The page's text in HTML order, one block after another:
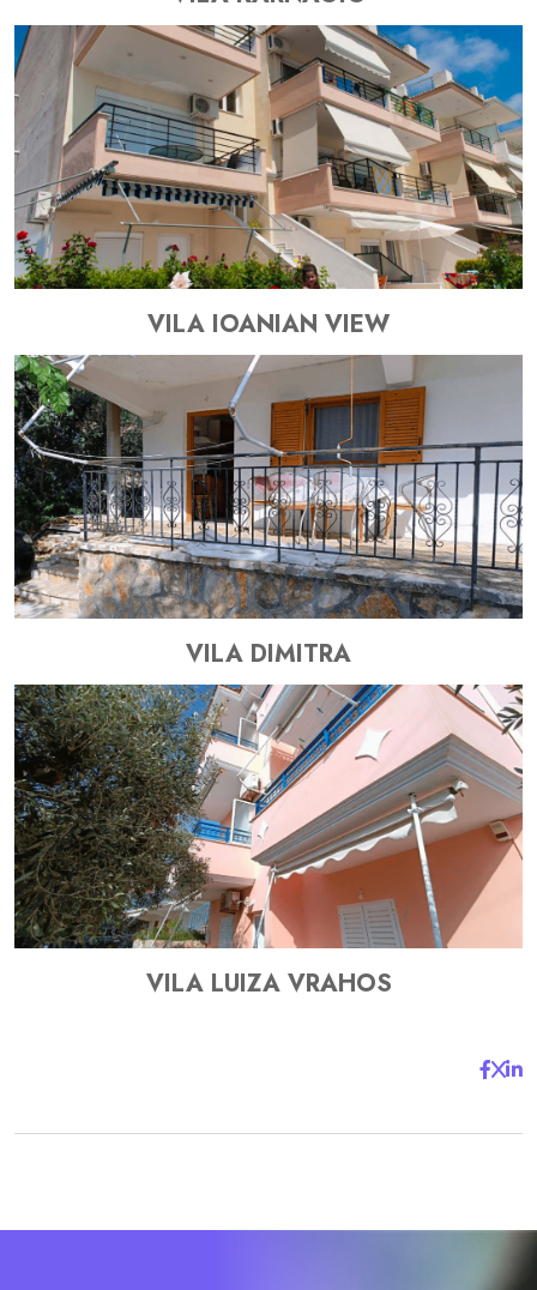
VILA IOANIAN VIEW
VILA DIMITRA
VILA LUIZA VRAHOS